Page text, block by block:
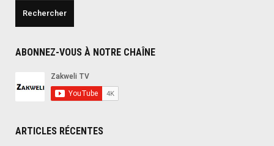
ABONNEZ-VOUS À NOTRE CHAÎNE
ARTICLES RÉCENTES